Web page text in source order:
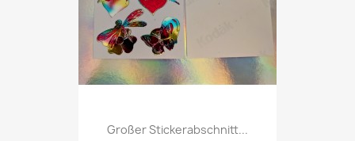
Großer Stickerabschnitt...